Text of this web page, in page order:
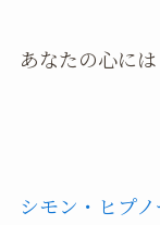
あなたの心に
シモン・ヒプ